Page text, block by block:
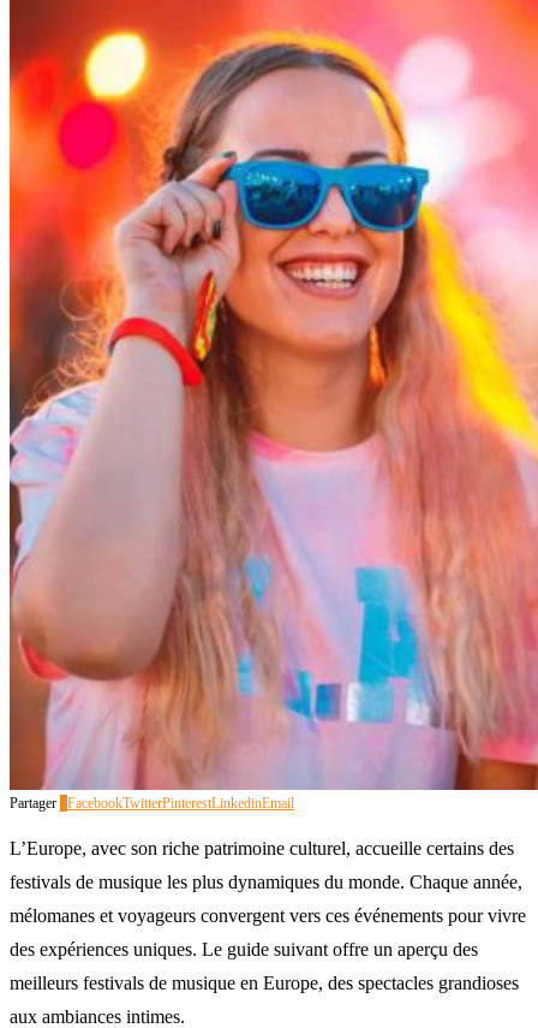
Partager FacebookTwitterPinterestLinkedinEmail
L’Europe, avec son riche patrimoine culturel, accueille certains des
festivals de musique les plus dynamiques du monde. Chaque année,
mélomanes et voyageurs convergent vers ces événements pour vivre
des expériences uniques. Le guide suivant offre un aperçu des
meilleurs festivals de musique en Europe, des spectacles grandioses
aux ambiances intimes.